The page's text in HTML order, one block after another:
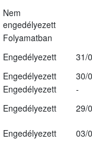
Nem
engedélyezett
Folyamatban
Engedélyezett
31/
Engedélyezett
30/
Engedélyezett
-
Engedélyezett
29/
Engedélyezett
03/